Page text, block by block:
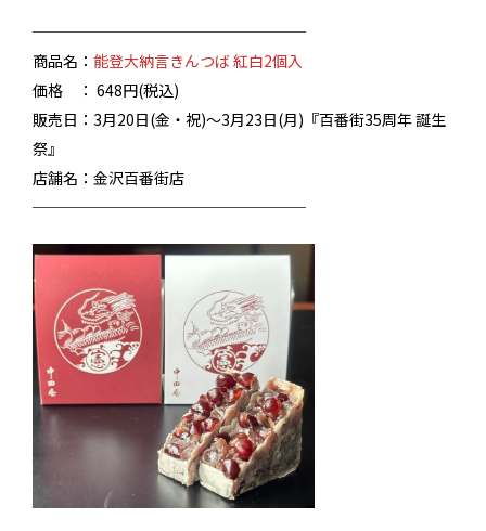
──────────────────
商品名： 能登大納言きんつば 紅白2個入
価格 ： 648円(税込)
販売日：3月20日(金・祝)～3月23日(月)『百番街35周年 誕生
祭』
店舗名：金沢百番街店
──────────────────